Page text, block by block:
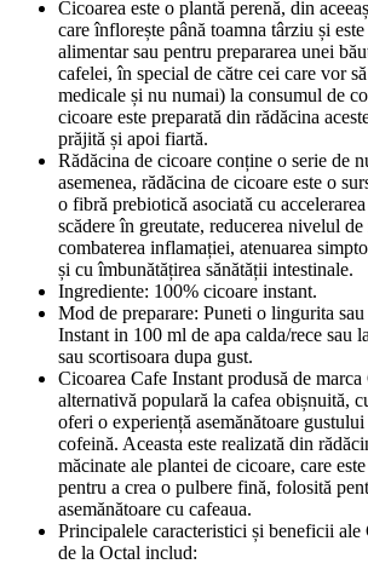
Cicoarea este o plantă perenă, din
care înflorește până toamna târziu și
alimentar sau pentru prepararea unei
cafelei, în special de către cei care vor
medicale și nu numai) la consumul de
cicoare este preparată din rădăcina
prăjită și apoi fiartă.
Rădăcina de cicoare conține o serie de
asemenea, rădăcina de cicoare este o
o fibră prebiotică asociată cu
scădere în greutate, reducerea nivelul de
combaterea inflamației, atenuarea
și cu îmbunătățirea sănătății intestinale.
Ingrediente: 100% cicoare instant.
Mod de preparare: Puneti o lingurita
Instant in 100 ml de apa calda/rece sau
sau scortisoara dupa gust.
Cicoarea Cafe Instant produsă de marca
alternativă populară la cafea obișnuită,
oferi o experiență asemănătoare
cofeină. Aceasta este realizată din
măcinate ale plantei de cicoare, care
pentru a crea o pulbere fină, folosită
asemănătoare cu cafeaua.
Principalele caracteristici și beneficii ale
de la Octal includ: